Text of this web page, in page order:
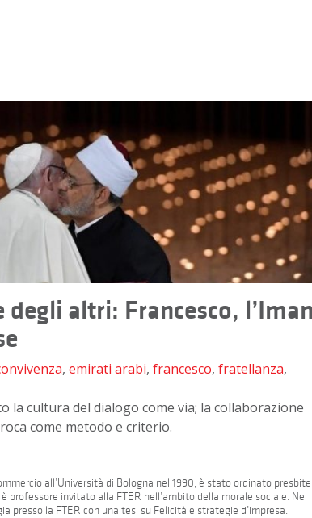
altri: Francesco,
, emirati arabi, francesco, fratellanza,
la cultura del dialogo come via; la collaborazione
come metodo e criterio.
all’Università di Bologna nel 1990, è stato ordinato
professore invitato alla FTER nell’ambito della morale sociale. Nel
presso la FTER con una tesi su Felicità e strategie d’impresa.